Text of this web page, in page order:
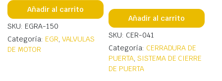
Añadir al carrito
SKU: EGRA-150
Categoría: EGR, VALVULAS
DE MOTOR
Añadir al carrito
SKU: CER-041
Categoría: CERRADURA DE
PUERTA, SISTEMA DE CIERRE
DE PUERTA